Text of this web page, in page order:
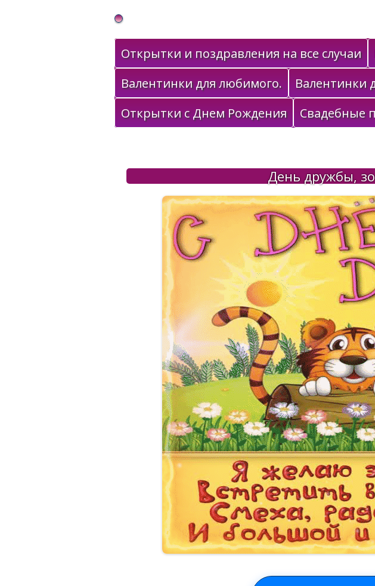
Gif Открытки в подарок
Открытки и поздравления на все случаи
Валентинки для любимого.
Валентинки
Открытки с Днем Рождения
Свадебные
День дружбы,